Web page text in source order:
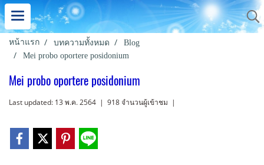
หน้าแรก บทความทั้งหมด
Blog
Mei probo oportere posidonium
Mei probo oportere posidonium
Last updated: 13 พ.ค. 2564 | 918 จำนวนผู้เข้าชม |